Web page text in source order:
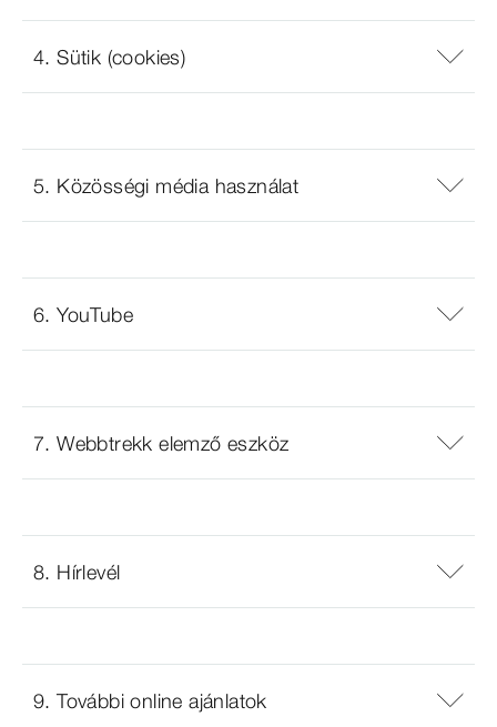
4. Sütik (cookies)
5. Közösségi média használat
6. YouTube
7. Webbtrekk elemző eszköz
8. Hírlevél
9. További online ajánlatok